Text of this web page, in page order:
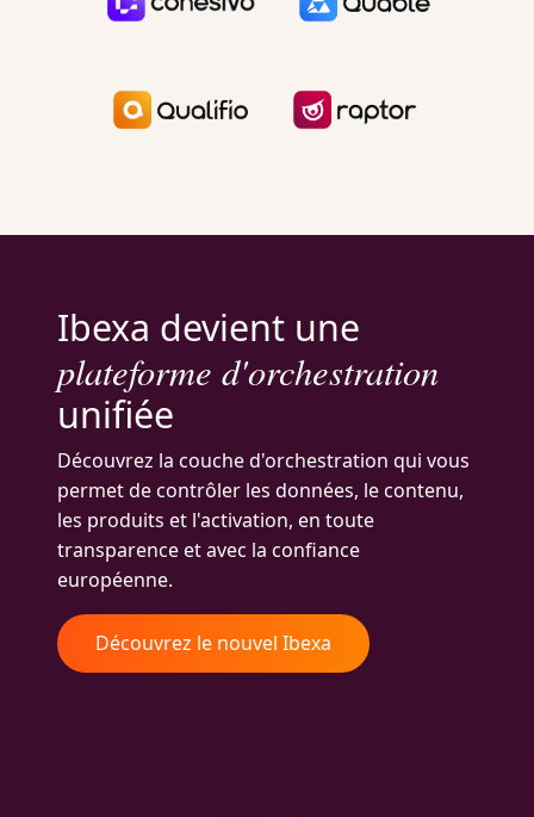
Ibexa devient une
plateforme d'orchestration
unifiée
Découvrez la couche d'orchestration qui vous
permet de contrôler les données, le contenu,
les produits et l'activation, en toute
transparence et avec la confiance
européenne.
Découvrez le nouvel Ibexa